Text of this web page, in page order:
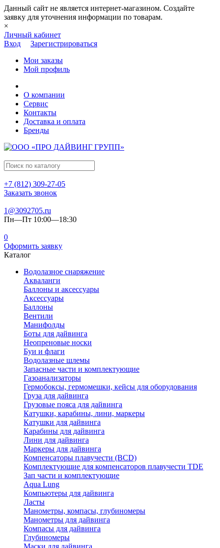
Данный сайт не является интернет-магазином. Создайте
заявку для уточнения информации по товарам.
×
Личный кабинет
Вход
Зарегистрироваться
Мои заказы
Мой профиль
О компании
Сервис
Контакты
Доставка и оплата
Бренды
+7 (812) 309-27-05
Заказать звонок
1@3092705.ru
Пн—Пт 10:00—18:30
0
Оформить заявку
Каталог
Водолазное снаряжение
Акваланги
Баллоны и аксессуары
Аксессуары
Баллоны
Вентили
Манифолды
Боты для дайвинга
Неопреновые носки
Буи и флаги
Водолазные шлемы
Запасные части и комплектующие
Газоанализаторы
Гермобоксы, гермомешки, кейсы для оборудования
Груза для дайвинга
Грузовые пояса для дайвинга
Катушки, карабины, лини, маркеры
Катушки для дайвинга
Карабины для дайвинга
Лини для дайвинга
Маркеры для дайвинга
Компенсаторы плавучести (BCD)
Комплектующие для компенсаторов плавучести TDE
Зап части и комплектующие
Aqua Lung
Компьютеры для дайвинга
Ласты
Манометры, компасы, глубиномеры
Манометры для дайвинга
Компасы для дайвинга
Глубиномеры
Маски для дайвинга